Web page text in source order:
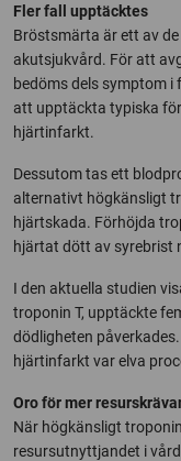
Fler fall upptäcktes
Bröstsmärta är ett av
akutsjukvård. För att
bedöms dels symptom
att upptäckta typiska
hjärtinfarkt.
Dessutom tas ett
alternativt högkänsligt
hjärtskada. Förhöjda
hjärtat dött av syrebrist
I den aktuella studien
troponin T, upptäckte
dödligheten
hjärtinfarkt var elva
Oro för mer
När högkänsligt
resursutnyttjandet i